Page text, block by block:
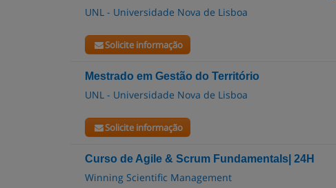
UNL - Universidade Nova de Lisboa
Solicite informação
Mestrado em Gestão do Território
UNL - Universidade Nova de Lisboa
Solicite informação
Curso de Agile & Scrum Fundamentals| 24H
Winning Scientific Management